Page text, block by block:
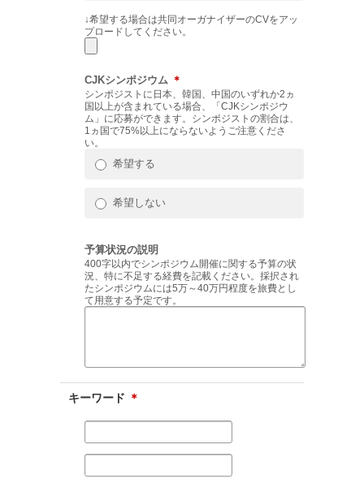
↓希望する場合は共同オーガナイザーのCVをアッ
プロードしてください。
CJKシンポジウム ＊
シンポジストに日本、韓国、中国のいずれか2ヵ
国以上が含まれている場合、「CJKシンポジウ
ム」に応募ができます。シンポジストの割合は、
1ヵ国で75%以上にならないようご注意くださ
い。
希望する
希望しない
予算状況の説明
400字以内でシンポジウム開催に関する予算の状
況、特に不足する経費を記載ください。採択され
たシンポジウムには5万～40万円程度を旅費とし
て用意する予定です。
キーワード ＊